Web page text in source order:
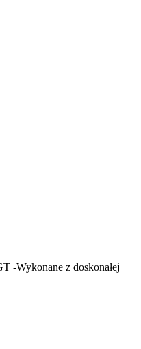
-Wykonane z doskonałej